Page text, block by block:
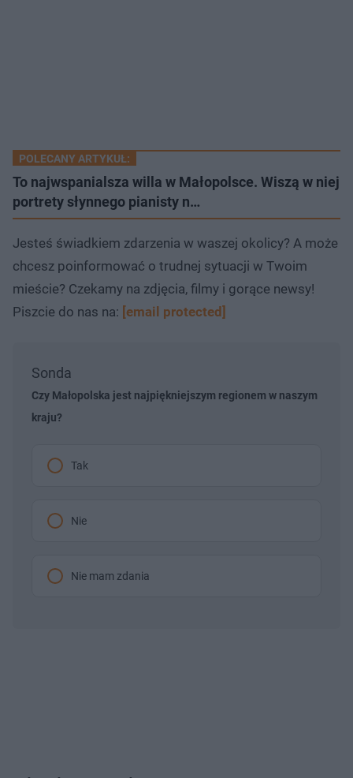
POLECANY ARTYKUŁ:
To najwspanialsza willa w Małopolsce. Wiszą w niej
portrety słynnego pianisty n…
Jesteś świadkiem zdarzenia w waszej okolicy? A może
chcesz poinformować o trudnej sytuacji w Twoim
mieście? Czekamy na zdjęcia, filmy i gorące newsy!
Piszcie do nas na: [email protected]
Sonda
Czy Małopolska jest najpiękniejszym regionem w naszym
kraju?
Tak
Nie
Nie mam zdania